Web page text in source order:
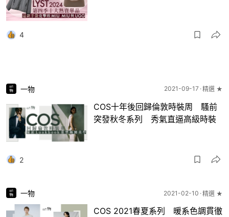
4
一物 2021-09-17 精選 ★
COS十年後回歸倫敦時裝周 騷前
突發秋冬系列 秀氣直逼高級時裝
2
一物 2021-02-10 精選 ★
COS 2021春夏系列 暖系色調貫徹